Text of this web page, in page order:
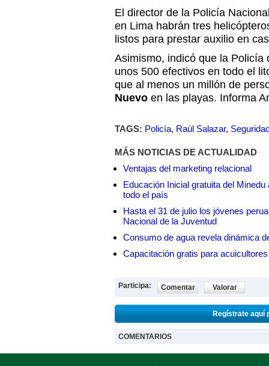
El director de la Policía
en Lima habrán tres
listos para prestar auxilio en
Asimismo, indicó que la Policía
unos 500 efectivos en todo el
que al menos un millón de
Nuevo en las playas. Informa
TAGS: Policía, Raúl Salazar,
MÁS NOTICIAS DE ACTUALIDAD
Ventajas del marketing relacional
Educación Inicial gratuita del
todo el país
Hasta el 31 de julio los jóvenes
Nacional de la Juventud
Consumo de agua revela dinámica
Capacitación gratis para
Participa: Comentar Valorar
Regístrate aquí
COMENTARIOS